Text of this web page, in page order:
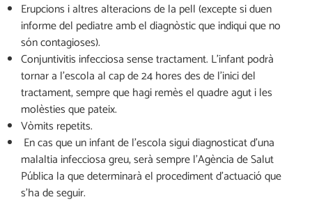
Erupcions i altres alteracions de la pell (excepte si duen
informe del pediatre amb el diagnòstic que indiqui que no
són contagioses).
Conjuntivitis infecciosa sense tractament. L’infant podrà
tornar a l’escola al cap de 24 hores des de l’inici del
tractament, sempre que hagi remès el quadre agut i les
molèsties que pateix.
Vòmits repetits.
En cas que un infant de l’escola sigui diagnosticat d’una
malaltia infecciosa greu, serà sempre l’Agència de Salut
Pública la que determinarà el procediment d’actuació que
s’ha de seguir.